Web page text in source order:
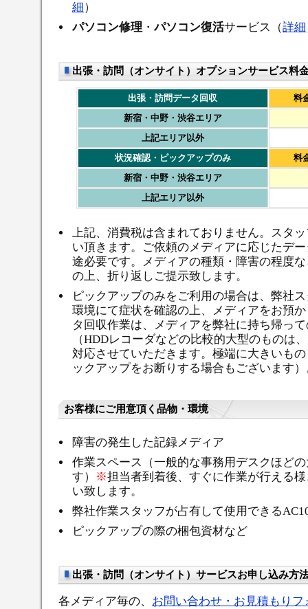
細）
パソコン修理 ・パソコン復活サービス（詳細
出張・訪問（オンサイト）オプションサービス料
出張・訪問データ回収
料
新宿・中野・渋谷エリア
上記エリア以外
状況確認・ピックアップのみ
料
新宿・中野・渋谷エリア
上記エリア以外
上記、消費税は含まれておりません。スタ
い頂きます。ご依頼のメディアに応じたデ
途必要です。メディアの種類・障害の程度
の上、折り返しご提示致します。
ピックアップのみをご利用の場合は、弊社
環境にて症状を確認の上、メディアをお預
タ回収作業は、メディアを弊社に持ち帰っ
（HDDレコーダなどの比較的大型のものは
対応させていただきます。極端に大きいも
ックアップをお断りする場合もございます
お客様にご用意頂く品物・環境
障害の発生した記録メディア
作業スペース（一般的な事務用デスクほど
す）
※担当者到着後、すぐに作業が行える
い致します。
弊社作業スタッフが占有して使用できる
ピックアップの際の梱包資材など
出張・訪問（オンサイト）サービスお申し込み方
各メディア毎の、 お問い合わせ・お見積もりフ